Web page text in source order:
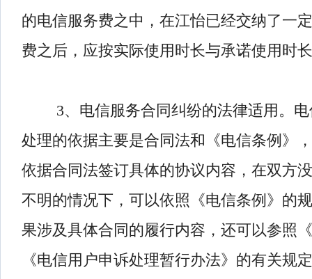
的电信服务费之中，在江怡已经交纳了一
费之后，应按实际使用时长与承诺使用时
3、电信服务合同纠纷的法律适用。电
处理的依据主要是合同法和《电信条例》
依据合同法签订具体的协议内容，在双方
不明的情况下，可以依照《电信条例》的
果涉及具体合同的履行内容，还可以参照
《电信用户申诉处理暂行办法》的有关规